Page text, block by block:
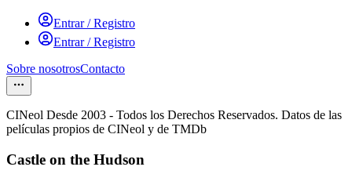
Entrar / Registro
Entrar / Registro
Sobre nosotrosContacto
CINeol Desde 2003 - Todos los Derechos Reservados. Datos de las
películas propios de CINeol y de TMDb
Castle on the Hudson